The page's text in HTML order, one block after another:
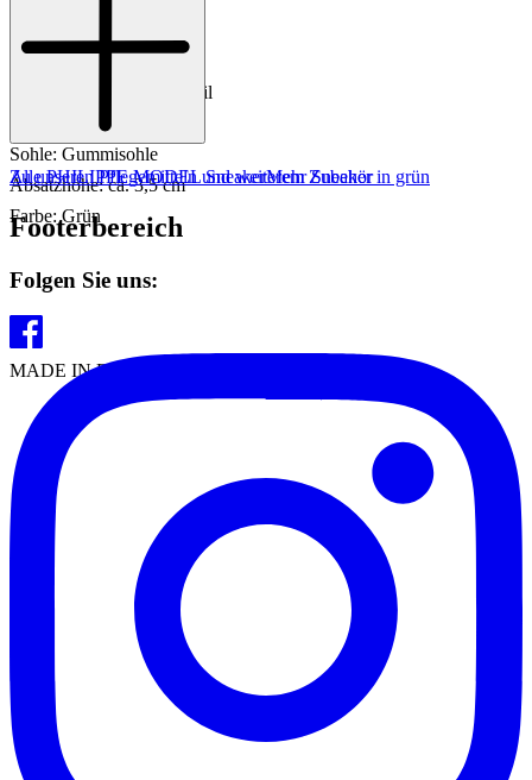
Innenmaterial: Leder/Textil
Innensohle: Leder/Textil
Sohle: Gummisohle
Absatzhöhe: ca. 3,5 cm
Farbe: Grün
MADE IN EUROPE
Zu unseren Pflegemitteln und weiterem Zubehör
Alle PHILIPPE MODEL SneakerMehr Sneaker in grün
Footerbereich
Folgen Sie uns: